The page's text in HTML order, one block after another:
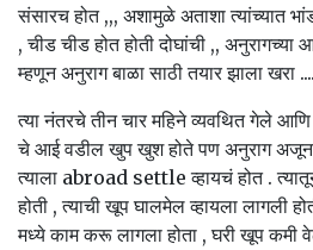
संसारच होत ,,, अशामुळे अताशा त्यांच्यात
, चीड चीड होत होती दोघांची ,,
म्हणून अनुराग बाळा साठी तयार झाला खरा
त्या नंतरचे तीन चार महिने व्यवथित गेले
चे आई वडील खुप खुश होते पण अनुराग अजूनही
त्याला abroad settle व्हायचं होत . त्यातून
होती , त्याची खूप घालमेल व्हायला लागली
मध्ये काम करू लागला होता , घरी खूप कमी